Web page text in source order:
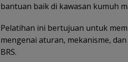
bantuan baik di kawasan kumuh
Pelatihan ini bertujuan untuk
mengenai aturan, mekanisme,
BRS.